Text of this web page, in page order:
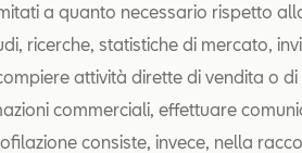
a quanto necessario rispetto
ricerche, statistiche di mercato,
attività dirette di vendita o
commerciali, effettuare
consiste, invece, nella